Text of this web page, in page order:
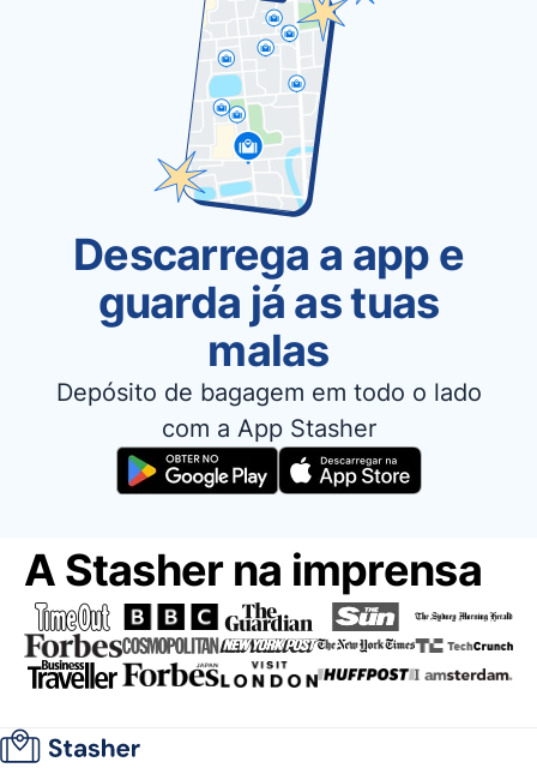
Descarrega a app e
guarda já as tuas
malas
Depósito de bagagem em todo o lado
com a App Stasher
A Stasher na imprensa